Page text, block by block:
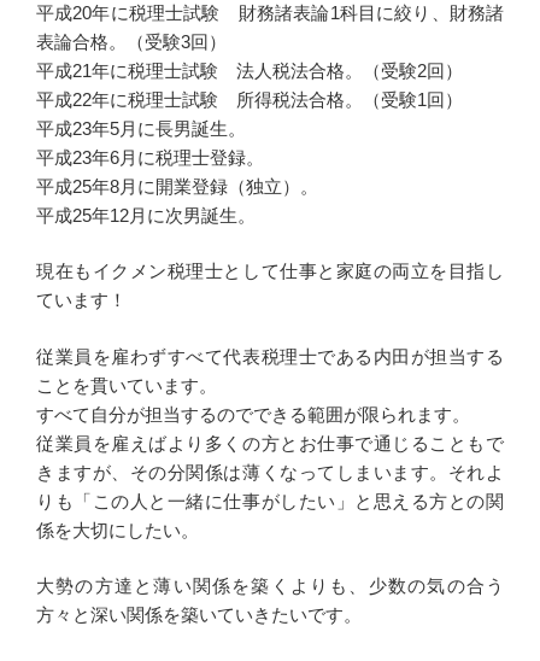
平成20年に税理士試験 財務諸表論1科目に絞り、財務諸
表論合格。（受験3回）
平成21年に税理士試験 法人税法合格。（受験2回）
平成22年に税理士試験 所得税法合格。（受験1回）
平成23年5月に長男誕生。
平成23年6月に税理士登録。
平成25年8月に開業登録（独立）。
平成25年12月に次男誕生。
現在もイクメン税理士として仕事と家庭の両立を目指し
ています！
従業員を雇わずすべて代表税理士である内田が担当する
ことを貫いています。
すべて自分が担当するのでできる範囲が限られます。
従業員を雇えばより多くの方とお仕事で通じることもで
きますが、その分関係は薄くなってしまいます。それよ
りも「この人と一緒に仕事がしたい」と思える方との関
係を大切にしたい。
大勢の方達と薄い関係を築くよりも、少数の気の合う
方々と深い関係を築いていきたいです。